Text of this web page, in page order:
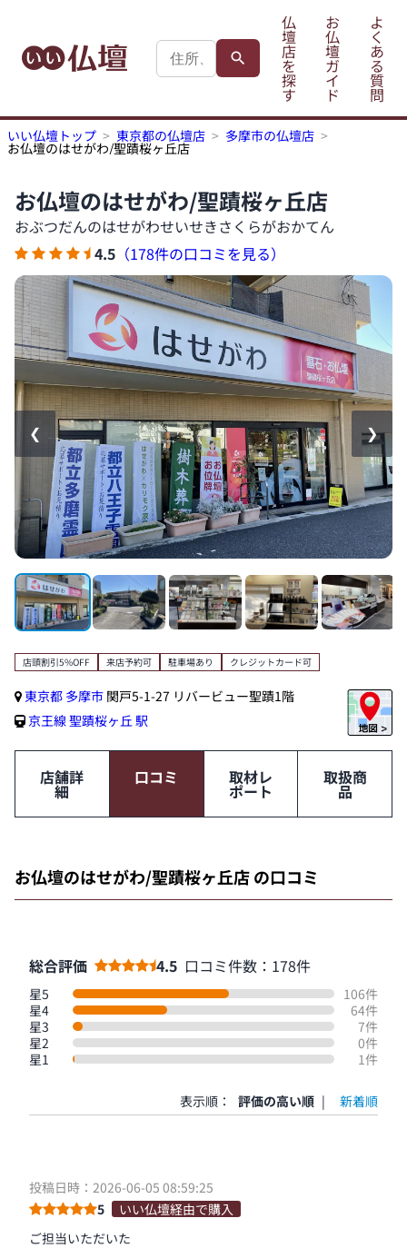
仏
壇
店
を
探
す
お
仏
壇
ガ
イ
ド
よ
く
あ
る
質
問
いい仏壇トップ 東京都の仏壇店 多摩市の仏壇店
お仏壇のはせがわ/聖蹟桜ヶ丘店
お仏壇のはせがわ/聖蹟桜ヶ丘店
おぶつだんのはせがわせいせきさくらがおかてん
4.5 （178件の口コミを見る）
❮ ❯
店頭割引5%OFF 来店予約可 駐車場あり クレジットカード可
東京都 多摩市 関戸5-1-27 リバービュー聖蹟1階
京王線聖蹟桜ヶ丘 駅
店舗詳
細
口コミ 取材レ
ポート
取扱商
品
お仏壇のはせがわ/聖蹟桜ヶ丘店 の口コミ
総合評価 4.5 口コミ件数：178件
星5
106件
星4
64件
星3
7件
星2
0件
星1
1件
表示順： 評価の高い順 | 新着順
投稿日時：2026-06-05 08:59:25
5
いい仏壇経由で購入
ご担当いただいた